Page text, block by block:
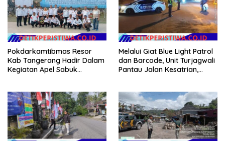
Pokdarkamtibmas Resor
Kab Tangerang Hadir Dalam
Kegiatan Apel Sabuk
Melalui Giat Blue Light Patrol
dan Barcode, Unit Turjagwali
Pantau Jalan Kesatrian,